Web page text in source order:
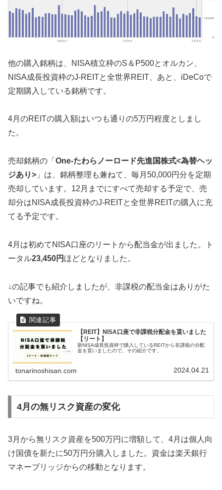
他の購入銘柄は、NISA積立枠のS＆P500とオルカン、
NISA成長投資枠のJ-REITと全世界REIT、あと、iDeCoで
定期購入している銘柄です。
4月のREITの購入額はいつも通りの5万円程度としまし
た。
売却銘柄の「 One-たわらノーロード先進国株式<為替ヘッ
ジあり> 」は、銘柄整理も兼ねて、毎月50,000円分を定期
売却しています。12月までにすべて売却する予定で、売
却分はNISA成長投資枠のJ-REITと全世界REITの購入に充
てる予定です。
4月は初めてNISA口座のリートから配当金が出ました。ト
ータル23,450円 ほどとなりました。
↓の記事でも紹介しましたが、非課税の配当金はありがた
いですね。
【REIT】NISA口座で非課税分配金を貰いました
【リート】
新NISA成長投資枠で購入しているREITから非課税の分配
金を貰いましたので、その紹介です。
tonarinoshisan.com 2024.04.21
4月の無リスク資産の変化
3月から無リスク資産を500万円に増額して、4月は個人向
け国債を新たに50万円分購入しました。資金は楽天銀行
マネーブリッジからの移動となります。